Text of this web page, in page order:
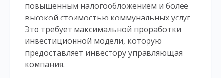
повышенным налогообложением и более
высокой стоимостью коммунальных услуг.
Это требует максимальной проработки
инвестиционной модели, которую
предоставляет инвестору управляющая
компания.